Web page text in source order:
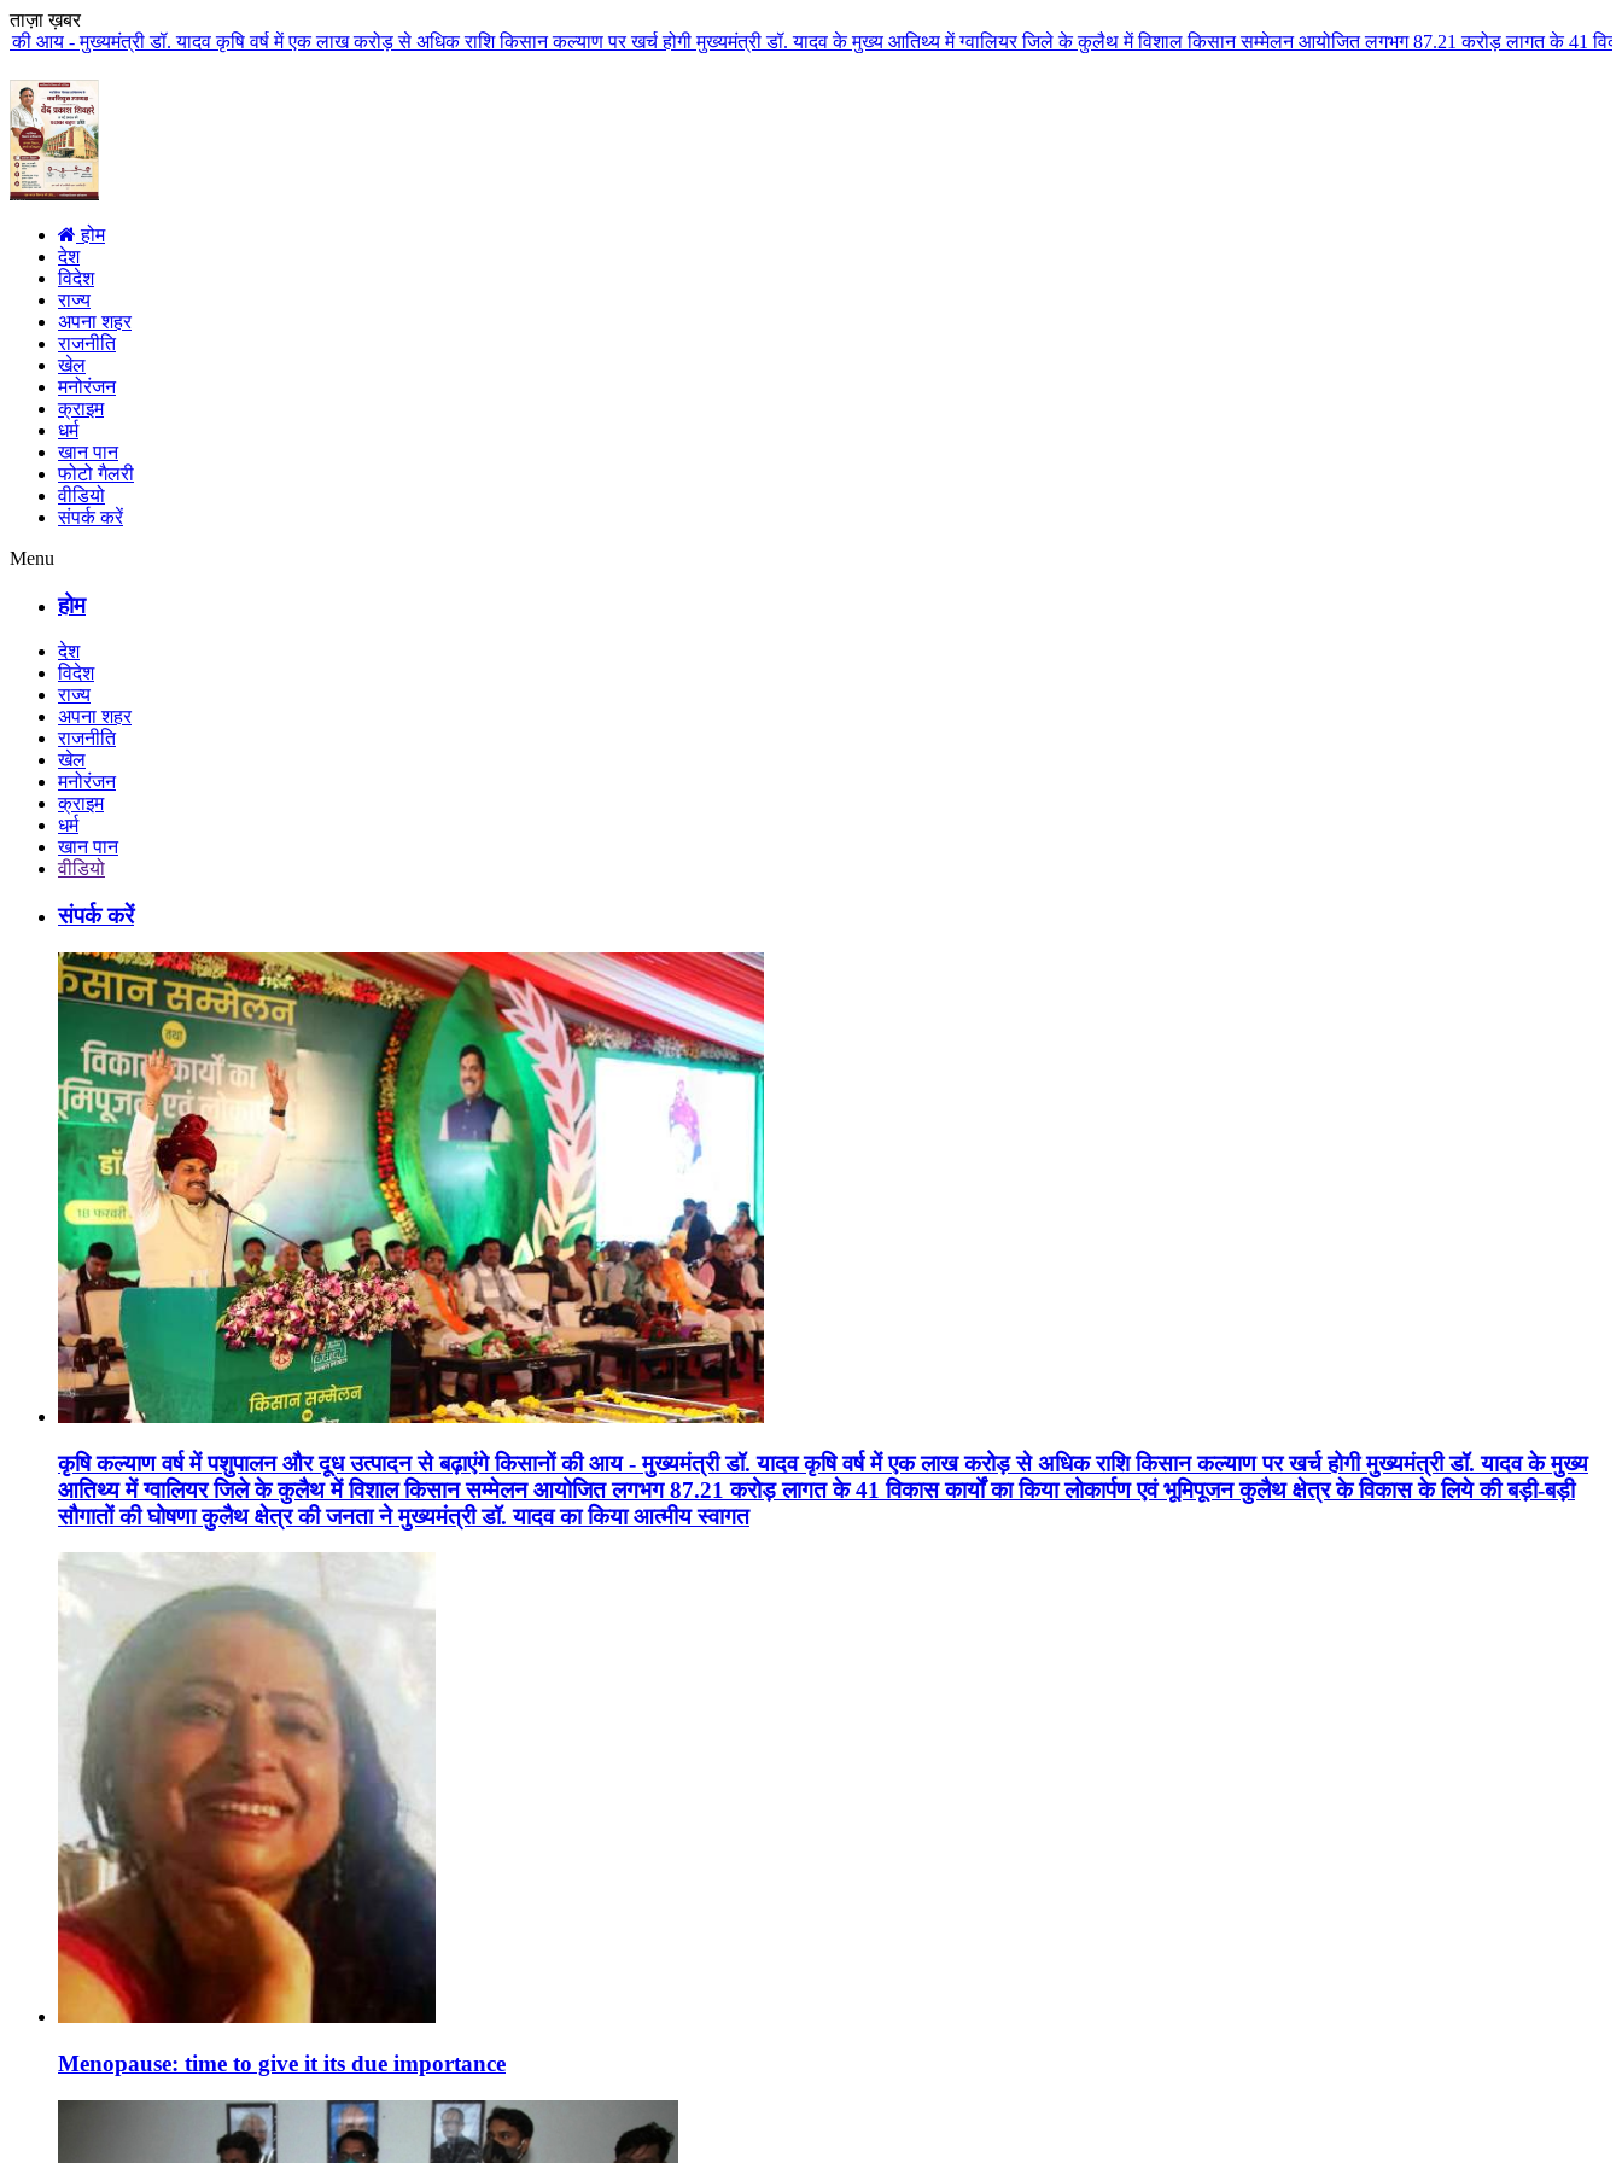
ताज़ा ख़बर
यादव कृषि वर्ष में एक लाख करोड़ से अधिक राशि किसान कल्याण पर खर्च होगी मुख्यमंत्री डॉ. यादव के मुख्य आतिथ्य में ग्वालियर जिले के कुलैथ में विशाल किसान सम्मेलन आयोजित लगभग 87.21 करोड़ लागत के 41 विकास कार्यों का
होम
देश
विदेश
राज्य
अपना शहर
राजनीति
खेल
मनोरंजन
क्राइम
धर्म
खान पान
फोटो गैलरी
वीडियो
संपर्क करें
Menu
होम
देश
विदेश
राज्य
अपना शहर
राजनीति
खेल
मनोरंजन
क्राइम
धर्म
खान पान
वीडियो
संपर्क करें
कृषि कल्याण वर्ष में पशुपालन और दूध उत्पादन से बढ़ाएंगे किसानों की आय - मुख्यमंत्री डॉ. यादव कृषि वर्ष में एक लाख करोड़ से अधिक राशि किसान कल्याण पर खर्च होगी मुख्यमंत्री डॉ. यादव के मुख्य
आतिथ्य में ग्वालियर जिले के कुलैथ में विशाल किसान सम्मेलन आयोजित लगभग 87.21 करोड़ लागत के 41 विकास कार्यों का किया लोकार्पण एवं भूमिपूजन कुलैथ क्षेत्र के विकास के लिये की बड़ी-बड़ी
सौगातों की घोषणा कुलैथ क्षेत्र की जनता ने मुख्यमंत्री डॉ. यादव का किया आत्मीय स्वागत
Menopause: time to give it its due importance